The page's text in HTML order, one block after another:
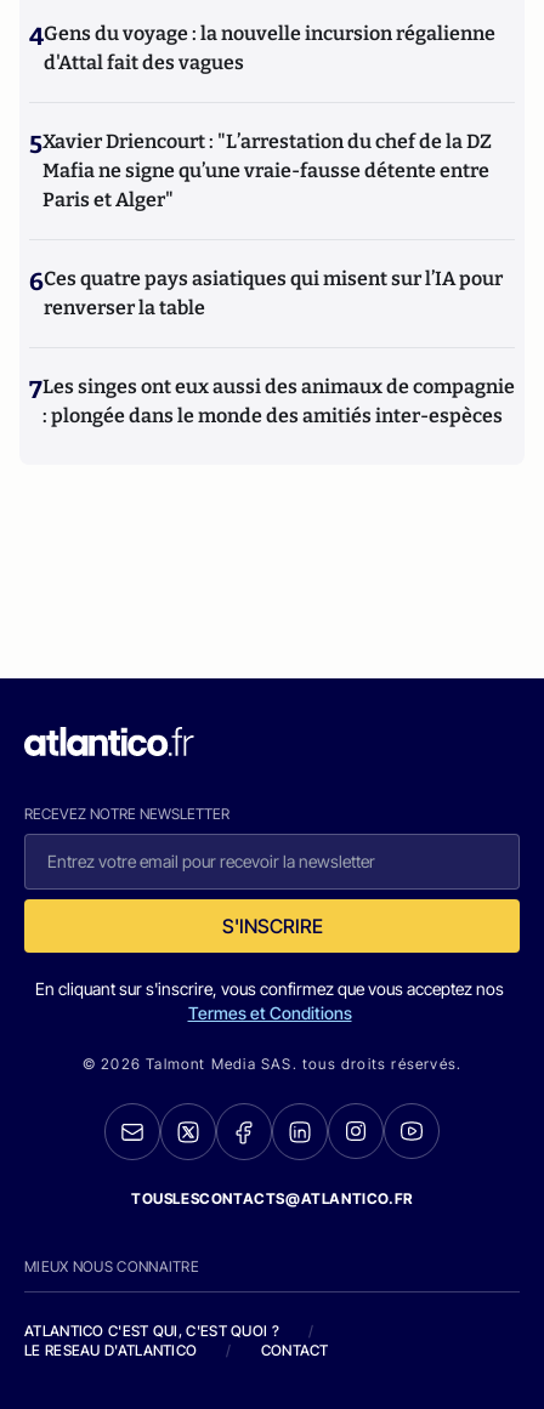
4Gens du voyage : la nouvelle incursion régalienne
d'Attal fait des vagues
5Xavier Driencourt : "L’arrestation du chef de la DZ
Mafia ne signe qu’une vraie-fausse détente entre
Paris et Alger"
6Ces quatre pays asiatiques qui misent sur l’IA pour
renverser la table
7Les singes ont eux aussi des animaux de compagnie
: plongée dans le monde des amitiés inter-espèces
RECEVEZ NOTRE NEWSLETTER
S'INSCRIRE
En cliquant sur s'inscrire, vous confirmez que vous acceptez nos
Termes et Conditions
© 2026 Talmont Media SAS. tous droits réservés.
TOUSLESCONTACTS@ATLANTICO.FR
MIEUX NOUS CONNAITRE
ATLANTICO C'EST QUI, C'EST QUOI ?
/
LE RESEAU D'ATLANTICO
/ CONTACT